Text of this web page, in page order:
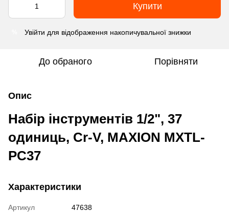
Купити
Увійти для відображення накопичувальної знижки
До обраного Порівняти
Опис
Набір інструментів 1/2", 37
одиниць, Cr-V, MAXION MXTL-
PC37
Характеристики
Артикул
47638